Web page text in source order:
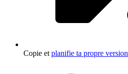
Copie et planifie ta propre version